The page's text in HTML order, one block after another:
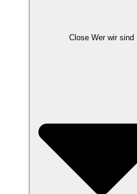
Close Wer wir sind